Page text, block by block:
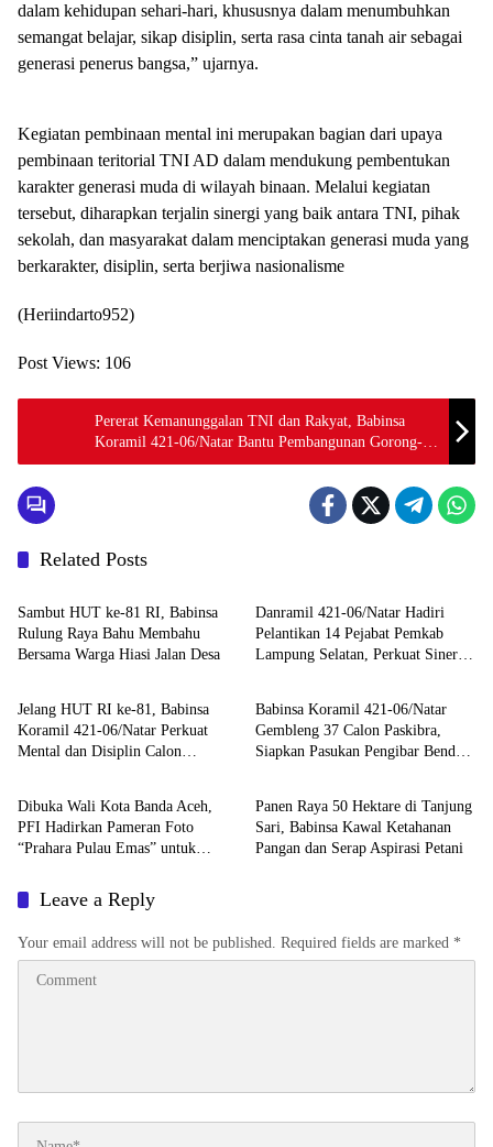
dalam kehidupan sehari-hari, khususnya dalam menumbuhkan
semangat belajar, sikap disiplin, serta rasa cinta tanah air sebagai
generasi penerus bangsa,” ujarnya.
Kegiatan pembinaan mental ini merupakan bagian dari upaya
pembinaan teritorial TNI AD dalam mendukung pembentukan
karakter generasi muda di wilayah binaan. Melalui kegiatan
tersebut, diharapkan terjalin sinergi yang baik antara TNI, pihak
sekolah, dan masyarakat dalam menciptakan generasi muda yang
berkarakter, disiplin, serta berjiwa nasionalisme
(Heriindarto952)
Post Views: 106
Pererat Kemanunggalan TNI dan Rakyat, Babinsa
Koramil 421-06/Natar Bantu Pembangunan Gorong-
Gorong
Related Posts
Berita
Sambut HUT ke-81 RI, Babinsa
Rulung Raya Bahu Membahu
Bersama Warga Hiasi Jalan Desa
Danramil 421-06/Natar Hadiri
Pelantikan 14 Pejabat Pemkab
Lampung Selatan, Perkuat Sinergi
Berita
Jelang HUT RI ke-81, Babinsa
Koramil 421-06/Natar Perkuat
Mental dan Disiplin Calon
Berita
Babinsa Koramil 421-06/Natar
Gembleng 37 Calon Paskibra,
Siapkan Pasukan Pengibar Bendera
Berita
Dibuka Wali Kota Banda Aceh,
PFI Hadirkan Pameran Foto
“Prahara Pulau Emas” untuk
Berita
Panen Raya 50 Hektare di Tanjung
Sari, Babinsa Kawal Ketahanan
Pangan dan Serap Aspirasi Petani
Leave a Reply
Your email address will not be published. Required fields are marked *